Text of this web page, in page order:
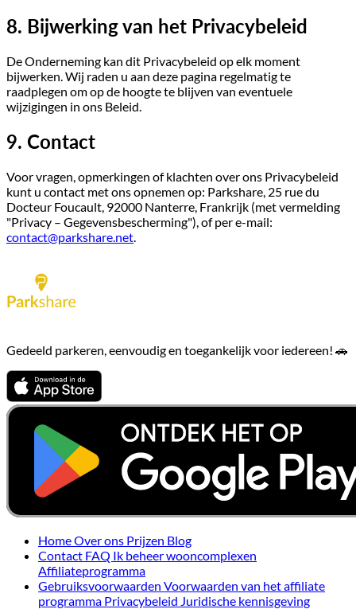
8. Bijwerking van het Privacybeleid
De Onderneming kan dit Privacybeleid op elk moment
bijwerken. Wij raden u aan deze pagina regelmatig te
raadplegen om op de hoogte te blijven van eventuele
wijzigingen in ons Beleid.
9. Contact
Voor vragen, opmerkingen of klachten over ons Privacybeleid
kunt u contact met ons opnemen op: Parkshare, 25 rue du
Docteur Foucault, 92000 Nanterre, Frankrijk (met vermelding
"Privacy – Gegevensbescherming"), of per e-mail:
contact@parkshare.net.
Gedeeld parkeren, eenvoudig en toegankelijk voor iedereen! 🚗
HomeOver ons Prijzen Blog
Contact FAQ Ik beheer wooncomplexen
Affiliateprogramma
Gebruiksvoorwaarden Voorwaarden van het affiliate
programma Privacybeleid Juridische kennisgeving